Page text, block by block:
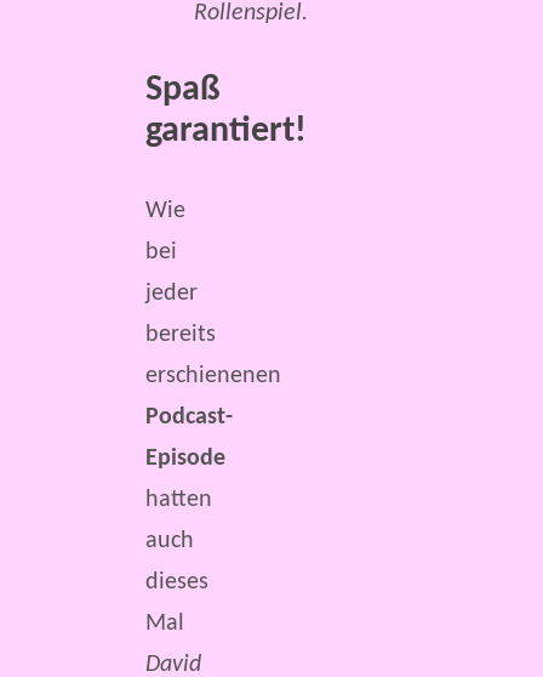
Rollenspiel.
Spaß
garantiert!
Wie
bei
jeder
bereits
erschienenen
Podcast-
Episode
hatten
auch
dieses
Mal
David